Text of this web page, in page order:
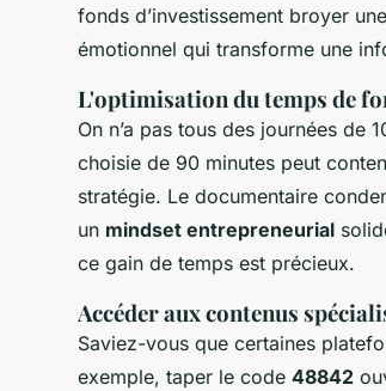
fonds d’investissement broyer
émotionnel qui transforme une
L'optimisation du temps de
On n’a pas tous des journées de
choisie de 90 minutes peut
stratégie. Le documentaire
un mindset entrepreneurial
ce gain de temps est précieux.
Accéder aux contenus
Saviez-vous que certaines
exemple, taper le code 48842